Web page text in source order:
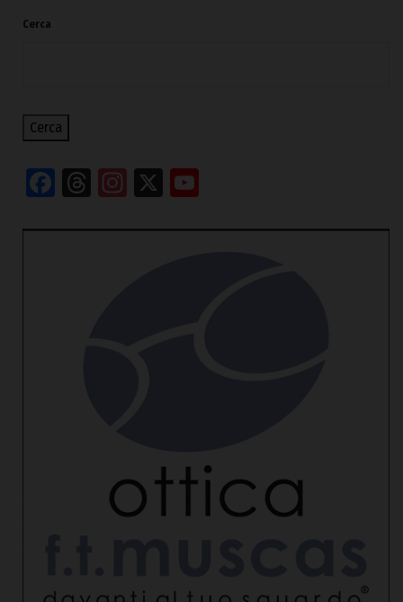
Cerca
Cerca
Facebook
Threads
Instagram
X